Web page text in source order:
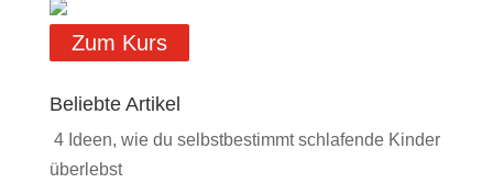
Zum Kurs
Beliebte Artikel
4 Ideen, wie du selbstbestimmt schlafende Kinder
überlebst